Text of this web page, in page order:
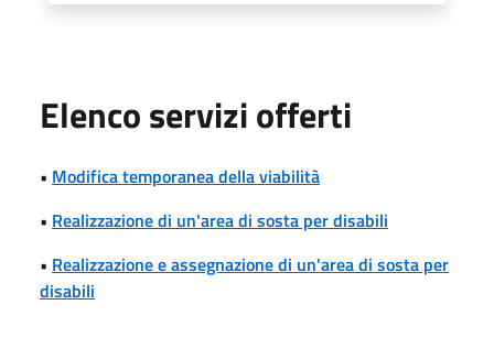
Elenco servizi offerti
• Modifica temporanea della viabilità
• Realizzazione di un'area di sosta per disabili
• Realizzazione e assegnazione di un'area di sosta per
disabili